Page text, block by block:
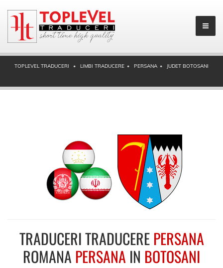
TOPLEVEL TRADUCERI LIMBI TRADUCERE PERSANA JUDET BOTOSANI
TRADUCERI TRADUCEREPERSANA
ROMANA PERSANA IN BOTOSANI